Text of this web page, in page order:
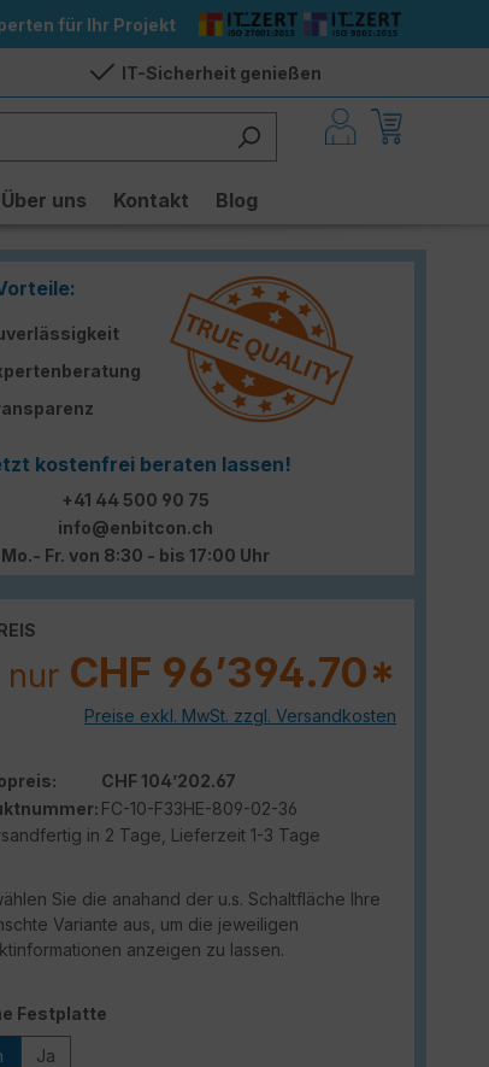
für Ihr Projekt
IT-Sicherheit genießen
Über uns Kontakt Blog
kostenfrei beraten lassen!
+41 44 500 90 75
info@enbitcon.ch
Mo.- Fr. von 8:30 - bis 17:00 Uhr
nur CHF 96’394.70*
Preise exkl. MwSt. zzgl. Versandkosten
CHF 104’202.67
FC-10-F33HE-809-02-36
in 2 Tage, Lieferzeit 1-3 Tage
Sie die anahand der u.s. Schaltfläche Ihre
Variante aus, um die jeweiligen
anzeigen zu lassen.
Festplatte
Ja